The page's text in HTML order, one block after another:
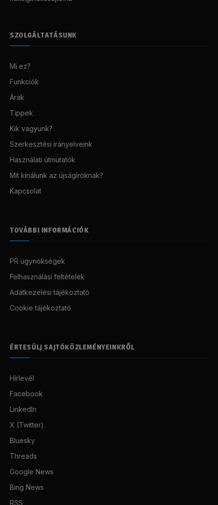
SZOLGÁLTATÁSUNK
Mi ez?
Funkciók
Árak
Tippek
Kik vagyunk?
Szerkesztési irányelveink
Használati útmutatók
Mit kínálunk az újságíróknak?
Kapcsolat
TOVÁBBI INFORMÁCIÓK
PR ügynökségek
Felhasználási feltételek
Adatkezelési tájékoztató
Cookie tájékoztató
ÉRTESÜLJ SAJTÓKÖZLEMÉNYEINKRŐL
Hírlevél
Facebook
LinkedIn
X (Twitter)
Bluesky
Threads
Google News
Bing News
RSS